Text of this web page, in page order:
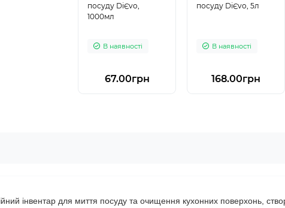
посуду DiЄvo,
1000мл
В наявності
67.00грн
посуду DiЄvo, 5л
В наявності
168.00грн
інвентар для миття посуду та очищення кухонних поверхонь,